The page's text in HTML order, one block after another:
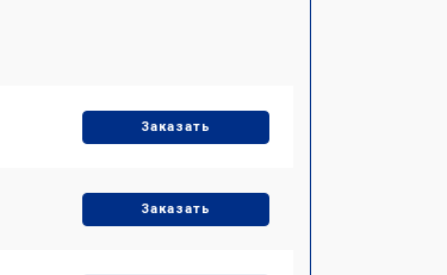
Заказать
Заказать